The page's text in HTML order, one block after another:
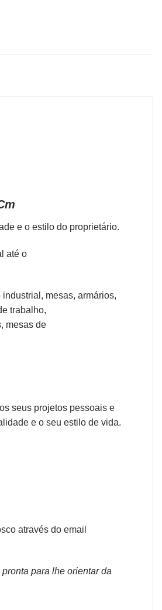
e o estilo do proprietário.
até o
mesas, armários,
trabalho,
, mesas de
seus projetos pessoais e
e o seu estilo de vida.
através do email
para lhe orientar da